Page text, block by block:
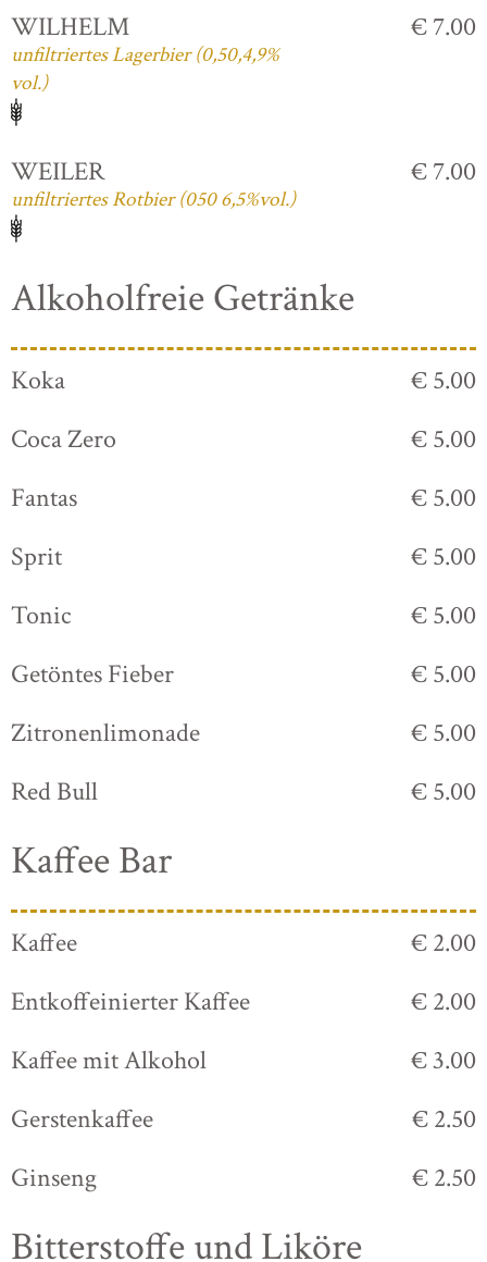
WILHELM
unfiltriertes Lagerbier (0,50,4,9%
vol.)
€ 7.00
WEILER
unfiltriertes Rotbier (050 6,5%vol.)
€ 7.00
Alkoholfreie Getränke
Koka
€ 5.00
Coca Zero
€ 5.00
Fantas
€ 5.00
Sprit
€ 5.00
Tonic
€ 5.00
Getöntes Fieber
€ 5.00
Zitronenlimonade
€ 5.00
Red Bull
€ 5.00
Kaffee Bar
Kaffee
€ 2.00
Entkoffeinierter Kaffee
€ 2.00
Kaffee mit Alkohol
€ 3.00
Gerstenkaffee
€ 2.50
Ginseng
€ 2.50
Bitterstoffe und Liköre